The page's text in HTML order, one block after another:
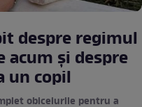
despre regimul
acum și despre
un copil
obiceiurile pentru a